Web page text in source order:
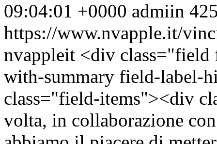
09:04:01 +0000 admiin
https://www.nvapple.it/
nvappleit <div class="field
with-summary field-label-
class="field-items"><div
volta, in collaborazione